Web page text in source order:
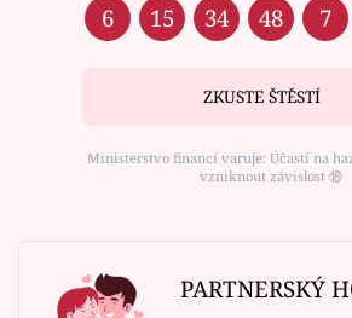
6 15 34 48 7
ZKUSTE ŠTĚSTÍ
Ministerstvo financí varuje: Účastí na
vzniknout závislost ⑱
PARTNERSKÝ